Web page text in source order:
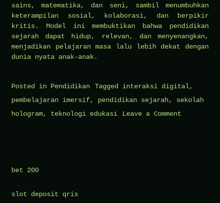
sains, matematika, dan seni, sambil menumbuhkan
keterampilan sosial, kolaborasi, dan berpikir
kritis. Model ini membuktikan bahwa pendidikan
sejarah dapat hidup, relevan, dan menyenangkan,
menjadikan pelajaran masa lalu lebih dekat dengan
dunia nyata anak-anak.
Posted in Pendidikan Tagged interaksi digital,
pembelajaran imersif, pendidikan sejarah, sekolah
hologram, teknologi edukasi Leave a Comment
bet 200
slot deposit qris